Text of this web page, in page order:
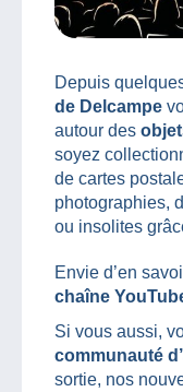
Depuis
de Delcampe
autour des
soyez
de cartes
photographies,
ou insolites
Envie d’en
chaîne
Si vous aussi,
communauté
sortie, nos